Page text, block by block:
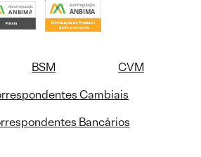
BSM
CVM
Cambiais
Bancários